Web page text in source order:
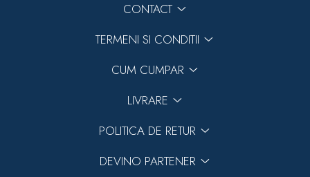
CONTACT
TERMENI SI CONDITII
CUM CUMPAR
LIVRARE
POLITICA DE RETUR
DEVINO PARTENER